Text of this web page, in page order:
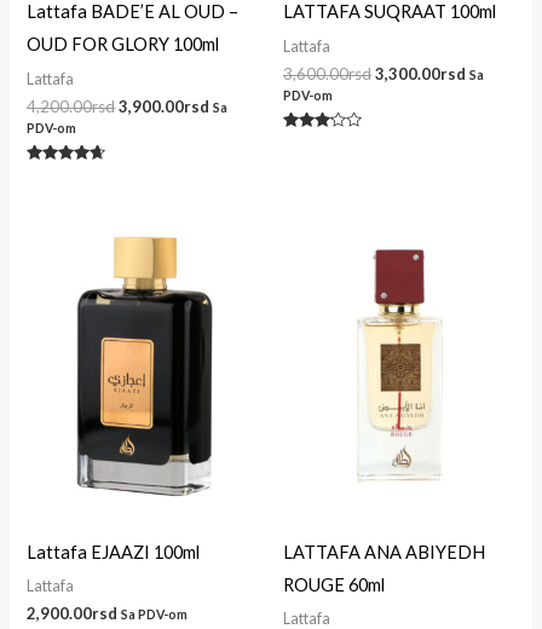
Lattafa BADE’E AL OUD –
OUD FOR GLORY 100ml
Lattafa
4,200.00rsd3,900.00rsd Sa
PDV-om
LATTAFA SUQRAAT 100ml
Lattafa
3,600.00rsd3,300.00rsd Sa
PDV-om
Lattafa EJAAZI 100ml
Lattafa
2,900.00rsd Sa PDV-om
LATTAFA ANA ABIYEDH
ROUGE 60ml
Lattafa